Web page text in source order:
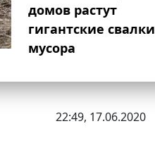
домов растут
гигантские свалки
мусора
22:49, 17.06.2020